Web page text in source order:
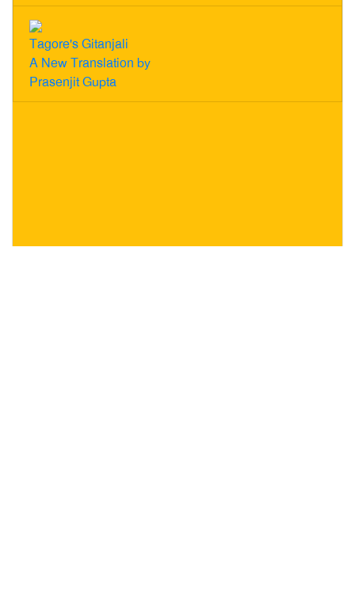
Tagore's Gitanjali
A New Translation by
Prasenjit Gupta